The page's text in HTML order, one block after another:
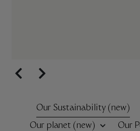
Our Sustainability (new)
Our planet (new) Our